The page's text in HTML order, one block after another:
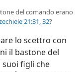
del comando erano
21:31, 32?
lo scettro con
il bastone del
suoi figli che